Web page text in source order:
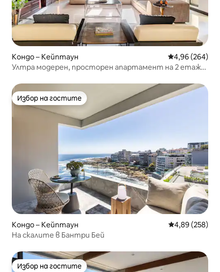
Кондо – Кейптаун Средна
4,96 (264)
Ултра модерен, просторен апартамент на 2 етажа
Избор на гостите
Избор на гостите
Кондо – Кейптаун Средна
4,89 (258)
На скалите в Бантри Бей
Избор на гостите